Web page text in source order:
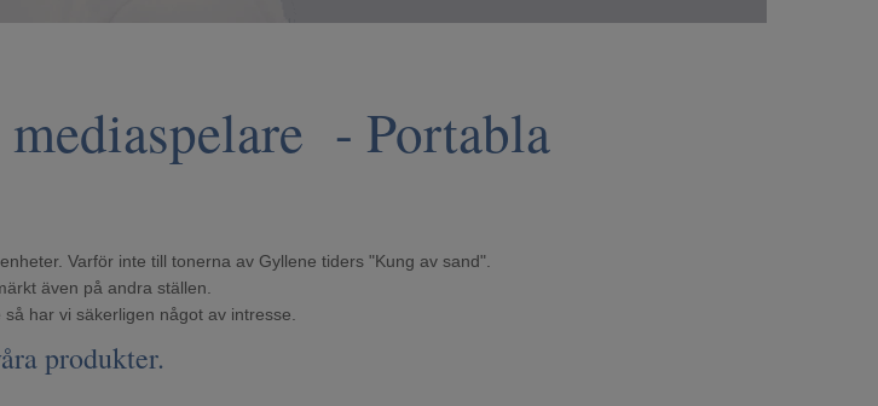
pelare - Portabla
Varför inte till tonerna av Gyllene tiders "Kung av sand".
även på andra ställen.
har vi säkerligen något av intresse.
produkter.